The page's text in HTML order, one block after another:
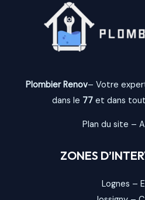
Plombier Renov– Votre
dans le 77et dans
Plan du site –
ZONES
Lognes –